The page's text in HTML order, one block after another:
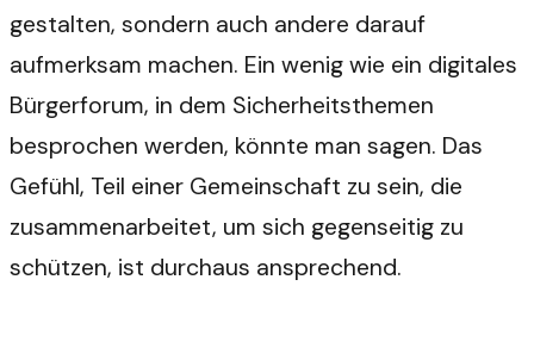
gestalten, sondern auch andere darauf
aufmerksam machen. Ein wenig wie ein digitales
Bürgerforum, in dem Sicherheitsthemen
besprochen werden, könnte man sagen. Das
Gefühl, Teil einer Gemeinschaft zu sein, die
zusammenarbeitet, um sich gegenseitig zu
schützen, ist durchaus ansprechend.